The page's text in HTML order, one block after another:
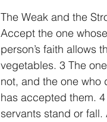
The Weak and the
Accept the one
person’s faith allows
vegetables. 3 The
not, and the one who
has accepted them. 4
servants stand or